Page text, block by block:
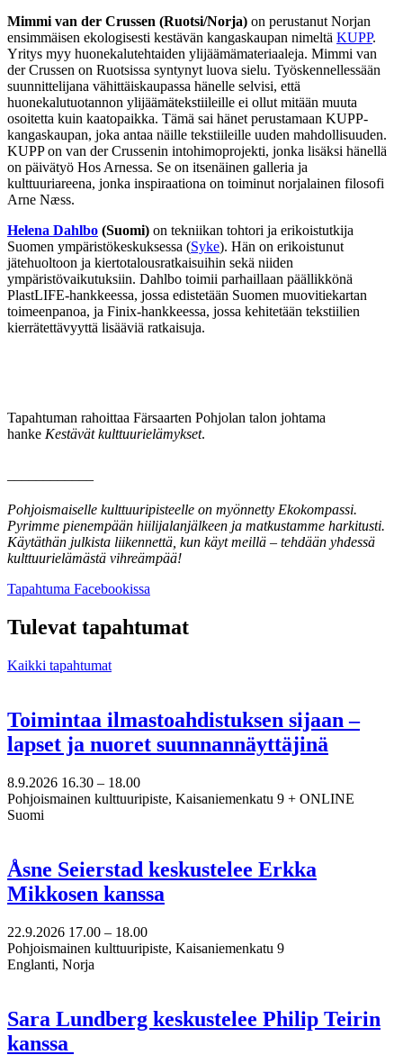
Mimmi van der Crussen (Ruotsi/Norja) on perustanut Norjan
ensimmäisen ekologisesti kestävän kangaskaupan nimeltä KUPP.
Yritys myy huonekalutehtaiden ylijäämämateriaaleja. Mimmi van
der Crussen on Ruotsissa syntynyt luova sielu. Työskennellessään
suunnittelijana vähittäiskaupassa hänelle selvisi, että
huonekalutuotannon ylijäämätekstiileille ei ollut mitään muuta
osoitetta kuin kaatopaikka. Tämä sai hänet perustamaan KUPP-
kangaskaupan, joka antaa näille tekstiileille uuden mahdollisuuden.
KUPP on van der Crussenin intohimoprojekti, jonka lisäksi hänellä
on päivätyö Hos Arnessa. Se on itsenäinen galleria ja
kulttuuriareena, jonka inspiraationa on toiminut norjalainen filosofi
Arne Næss.
Helena Dahlbo (Suomi) on tekniikan tohtori ja erikoistutkija
Suomen ympäristökeskuksessa (Syke). Hän on erikoistunut
jätehuoltoon ja kiertotalousratkaisuihin sekä niiden
ympäristövaikutuksiin. Dahlbo toimii parhaillaan päällikkönä
PlastLIFE-hankkeessa, jossa edistetään Suomen muovitiekartan
toimeenpanoa, ja Finix-hankkeessa, jossa kehitetään tekstiilien
kierrätettävyyttä lisääviä ratkaisuja.
Tapahtuman rahoittaa Färsaarten Pohjolan talon johtama
hanke Kestävät kulttuurielämykset.
––––––––––––
Pohjoismaiselle kulttuuripisteelle on myönnetty Ekokompassi.
Pyrimme pienempään hiilijalanjälkeen ja matkustamme harkitusti.
Käytäthän julkista liikennettä, kun käyt meillä – tehdään yhdessä
kulttuurielämästä vihreämpää!
Tapahtuma Facebookissa
välilehteen
Tulevat tapahtumat
Kaikki tapahtumat
Toimintaa ilmastoahdistuksen sijaan –
lapset ja nuoret suunnannäyttäjinä
8.9.2026 16.30 – 18.00
Pohjoismainen kulttuuripiste, Kaisaniemenkatu 9 + ONLINE
Suomi
Åsne Seierstad keskustelee Erkka
Mikkosen kanssa
22.9.2026 17.00 – 18.00
Pohjoismainen kulttuuripiste, Kaisaniemenkatu 9
Englanti, Norja
Sara Lundberg keskustelee Philip Teirin
kanssa